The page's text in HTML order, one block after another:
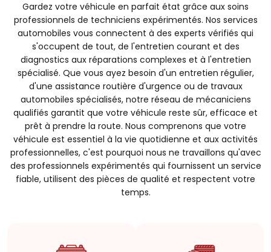
Gardez votre véhicule en parfait état grâce aux soins
professionnels de techniciens expérimentés. Nos services
automobiles vous connectent à des experts vérifiés qui
s'occupent de tout, de l'entretien courant et des
diagnostics aux réparations complexes et à l'entretien
spécialisé. Que vous ayez besoin d'un entretien régulier,
d'une assistance routière d'urgence ou de travaux
automobiles spécialisés, notre réseau de mécaniciens
qualifiés garantit que votre véhicule reste sûr, efficace et
prêt à prendre la route. Nous comprenons que votre
véhicule est essentiel à la vie quotidienne et aux activités
professionnelles, c'est pourquoi nous ne travaillons qu'avec
des professionnels expérimentés qui fournissent un service
fiable, utilisent des pièces de qualité et respectent votre
temps.